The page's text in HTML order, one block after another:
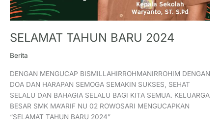
SELAMAT TAHUN BARU 2024
Berita
DENGAN MENGUCAP BISMILLAHIRROHMANIRROHIM DENGAN
DOA DAN HARAPAN SEMOGA SEMAKIN SUKSES, SEHAT
SELALU DAN BAHAGIA SELALU BAGI KITA SEMUA. KELUARGA
BESAR SMK MA’ARIF NU 02 ROWOSARI MENGUCAPKAN
“SELAMAT TAHUN BARU 2024”